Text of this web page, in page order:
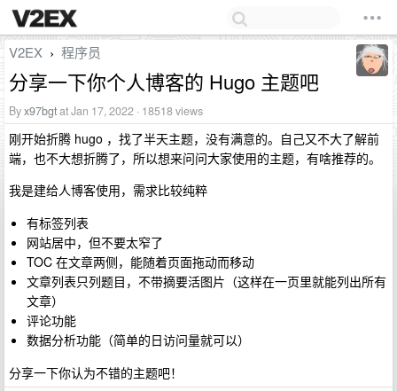
V2EX › 程序员
分享一下你个人博客的 Hugo 主题吧
Byx97bgtat Jan 17, 2022 · 18518 views
刚开始折腾 hugo ，找了半天主题，没有满意的。自己又不大了解前
端，也不大想折腾了，所以想来问问大家使用的主题，有啥推荐的。
我是建给人博客使用，需求比较纯粹
有标签列表
网站居中，但不要太窄了
TOC 在文章两侧，能随着页面拖动而移动
文章列表只列题目，不带摘要活图片（这样在一页里就能列出所有
文章）
评论功能
数据分析功能（简单的日访问量就可以）
分享一下你认为不错的主题吧！